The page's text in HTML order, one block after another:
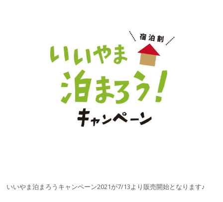
いいやま泊まろうキャンペーン2021が7/13より販売開始となります♪